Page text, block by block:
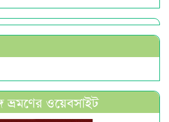
ভ্রমণের ওয়েবসাইট